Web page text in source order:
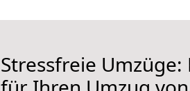
Stressfreie